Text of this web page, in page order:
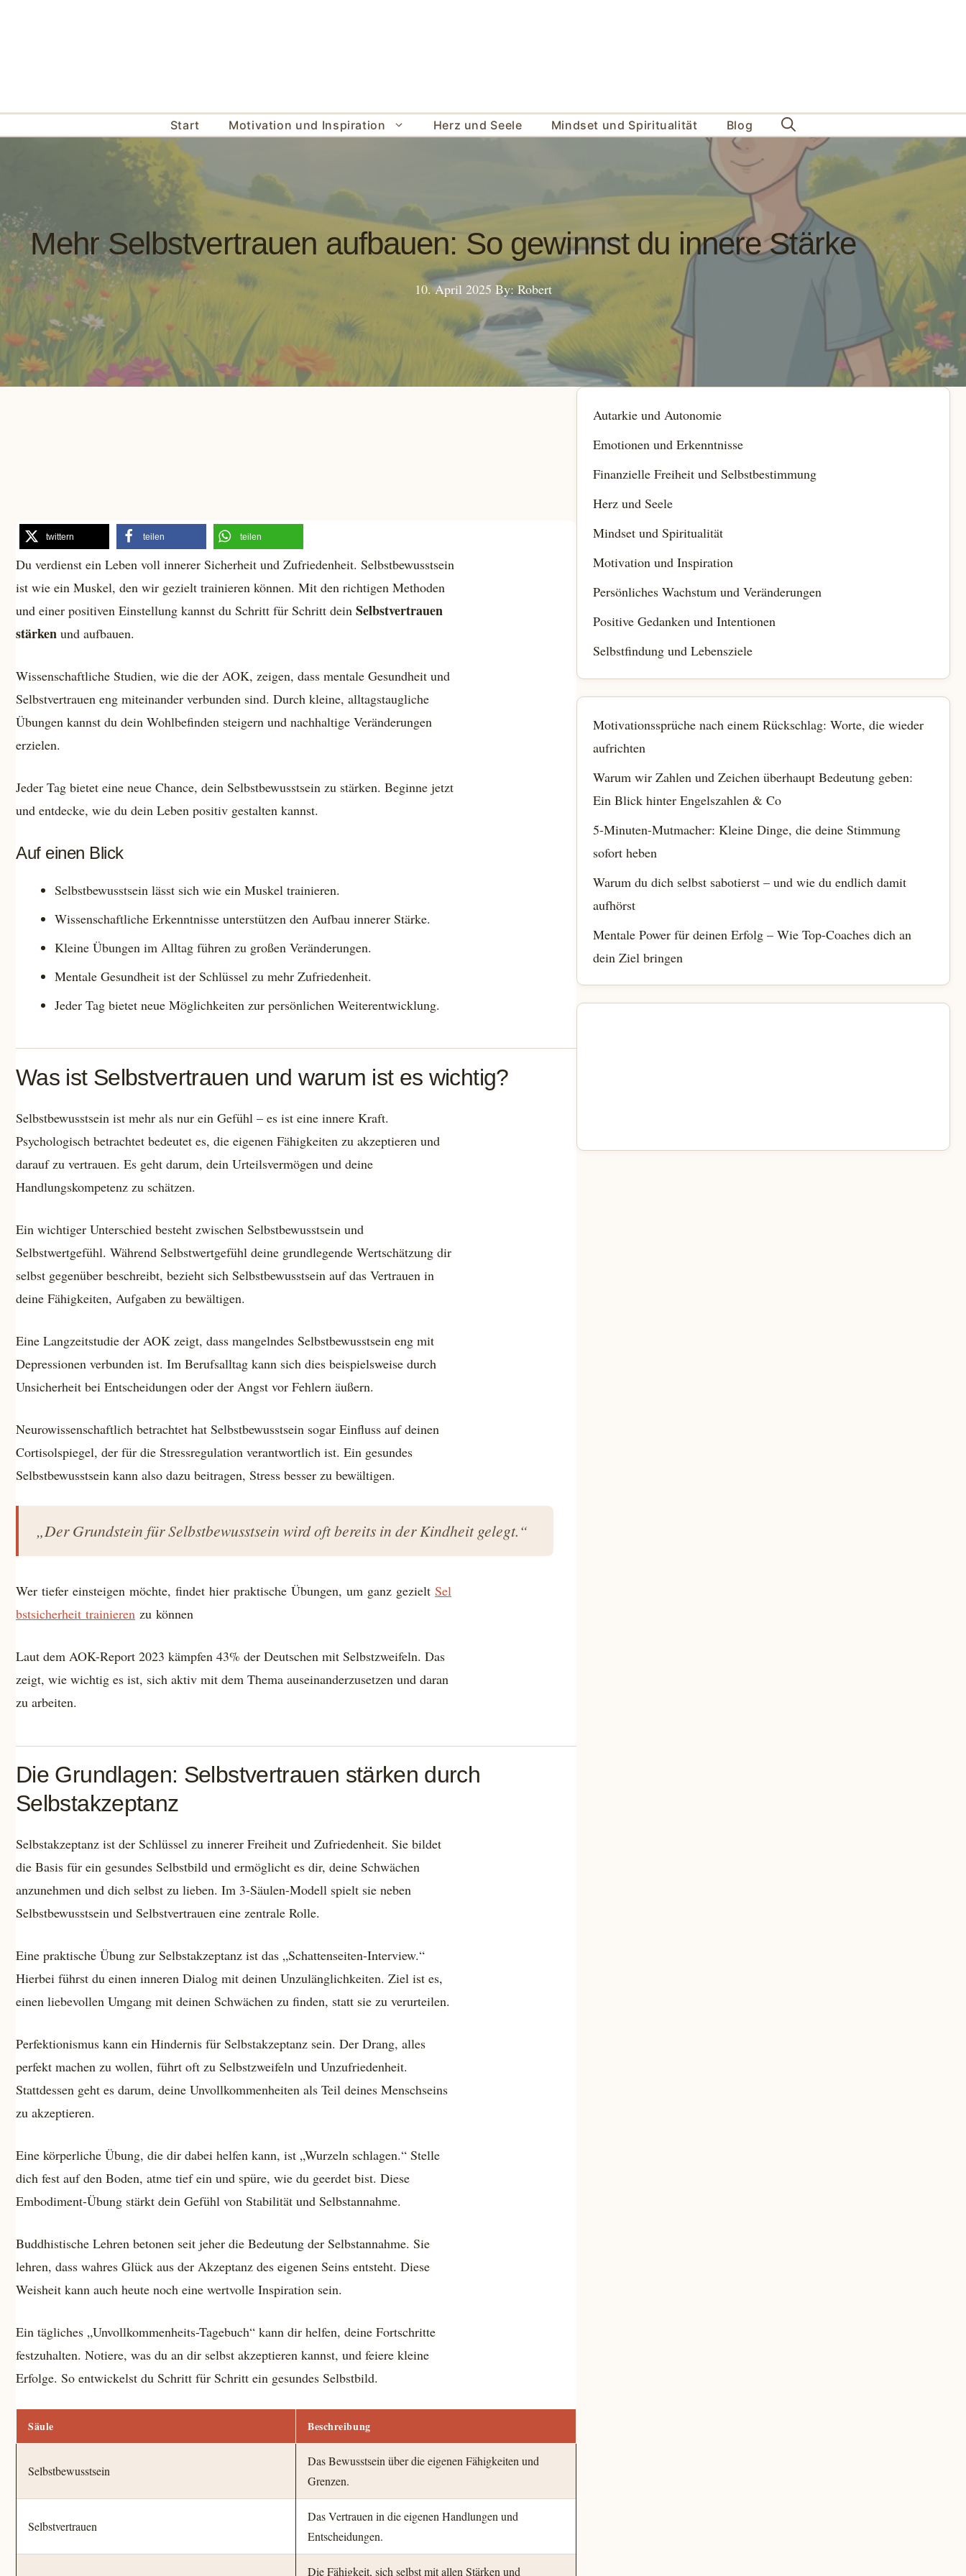
Start Motivation und Inspiration Herz und Seele Mindset und Spiritualität Blog
Mehr Selbstvertrauen aufbauen: So gewinnst du innere Stärke
10. April 2025 By: Robert
twittern teilen teilen
Du verdienst ein Leben voll innerer Sicherheit und Zufriedenheit. Selbstbewusstsein
ist wie ein Muskel, den wir gezielt trainieren können. Mit den richtigen Methoden
und einer positiven Einstellung kannst du Schritt für Schritt dein Selbstvertrauen
stärken und aufbauen.
Wissenschaftliche Studien, wie die der AOK, zeigen, dass mentale Gesundheit und
Selbstvertrauen eng miteinander verbunden sind. Durch kleine, alltagstaugliche
Übungen kannst du dein Wohlbefinden steigern und nachhaltige Veränderungen
erzielen.
Jeder Tag bietet eine neue Chance, dein Selbstbewusstsein zu stärken. Beginne jetzt
und entdecke, wie du dein Leben positiv gestalten kannst.
Auf einen Blick
Selbstbewusstsein lässt sich wie ein Muskel trainieren.
Wissenschaftliche Erkenntnisse unterstützen den Aufbau innerer Stärke.
Kleine Übungen im Alltag führen zu großen Veränderungen.
Mentale Gesundheit ist der Schlüssel zu mehr Zufriedenheit.
Jeder Tag bietet neue Möglichkeiten zur persönlichen Weiterentwicklung.
Was ist Selbstvertrauen und warum ist es wichtig?
Selbstbewusstsein ist mehr als nur ein Gefühl – es ist eine innere Kraft.
Psychologisch betrachtet bedeutet es, die eigenen Fähigkeiten zu akzeptieren und
darauf zu vertrauen. Es geht darum, dein Urteilsvermögen und deine
Handlungskompetenz zu schätzen.
Ein wichtiger Unterschied besteht zwischen Selbstbewusstsein und
Selbstwertgefühl. Während Selbstwertgefühl deine grundlegende Wertschätzung dir
selbst gegenüber beschreibt, bezieht sich Selbstbewusstsein auf das Vertrauen in
deine Fähigkeiten, Aufgaben zu bewältigen.
Eine Langzeitstudie der AOK zeigt, dass mangelndes Selbstbewusstsein eng mit
Depressionen verbunden ist. Im Berufsalltag kann sich dies beispielsweise durch
Unsicherheit bei Entscheidungen oder der Angst vor Fehlern äußern.
Neurowissenschaftlich betrachtet hat Selbstbewusstsein sogar Einfluss auf deinen
Cortisolspiegel, der für die Stressregulation verantwortlich ist. Ein gesundes
Selbstbewusstsein kann also dazu beitragen, Stress besser zu bewältigen.
„Der Grundstein für Selbstbewusstsein wird oft bereits in der Kindheit gelegt.“
Wer tiefer einsteigen möchte, findet hier praktische Übungen, um ganz gezielt Sel
bstsicherheit trainieren zu können
Laut dem AOK-Report 2023 kämpfen 43% der Deutschen mit Selbstzweifeln. Das
zeigt, wie wichtig es ist, sich aktiv mit dem Thema auseinanderzusetzen und daran
zu arbeiten.
Die Grundlagen: Selbstvertrauen stärken durch
Selbstakzeptanz
Selbstakzeptanz ist der Schlüssel zu innerer Freiheit und Zufriedenheit. Sie bildet
die Basis für ein gesundes Selbstbild und ermöglicht es dir, deine Schwächen
anzunehmen und dich selbst zu lieben. Im 3-Säulen-Modell spielt sie neben
Selbstbewusstsein und Selbstvertrauen eine zentrale Rolle.
Eine praktische Übung zur Selbstakzeptanz ist das „Schattenseiten-Interview.“
Hierbei führst du einen inneren Dialog mit deinen Unzulänglichkeiten. Ziel ist es,
einen liebevollen Umgang mit deinen Schwächen zu finden, statt sie zu verurteilen.
Perfektionismus kann ein Hindernis für Selbstakzeptanz sein. Der Drang, alles
perfekt machen zu wollen, führt oft zu Selbstzweifeln und Unzufriedenheit.
Stattdessen geht es darum, deine Unvollkommenheiten als Teil deines Menschseins
zu akzeptieren.
Eine körperliche Übung, die dir dabei helfen kann, ist „Wurzeln schlagen.“ Stelle
dich fest auf den Boden, atme tief ein und spüre, wie du geerdet bist. Diese
Embodiment-Übung stärkt dein Gefühl von Stabilität und Selbstannahme.
Buddhistische Lehren betonen seit jeher die Bedeutung der Selbstannahme. Sie
lehren, dass wahres Glück aus der Akzeptanz des eigenen Seins entsteht. Diese
Weisheit kann auch heute noch eine wertvolle Inspiration sein.
Ein tägliches „Unvollkommenheits-Tagebuch“ kann dir helfen, deine Fortschritte
festzuhalten. Notiere, was du an dir selbst akzeptieren kannst, und feiere kleine
Erfolge. So entwickelst du Schritt für Schritt ein gesundes Selbstbild.
Säule Beschreibung
Selbstbewusstsein
Das Bewusstsein über die eigenen Fähigkeiten und
Grenzen.
Selbstvertrauen
Das Vertrauen in die eigenen Handlungen und
Entscheidungen.
Die Fähigkeit, sich selbst mit allen Stärken und
Autarkie und Autonomie
Emotionen und Erkenntnisse
Finanzielle Freiheit und Selbstbestimmung
Herz und Seele
Mindset und Spiritualität
Motivation und Inspiration
Persönliches Wachstum und Veränderungen
Positive Gedanken und Intentionen
Selbstfindung und Lebensziele
Motivationssprüche nach einem Rückschlag: Worte, die wieder
aufrichten
Warum wir Zahlen und Zeichen überhaupt Bedeutung geben:
Ein Blick hinter Engelszahlen & Co
5-Minuten-Mutmacher: Kleine Dinge, die deine Stimmung
sofort heben
Warum du dich selbst sabotierst – und wie du endlich damit
aufhörst
Mentale Power für deinen Erfolg – Wie Top-Coaches dich an
dein Ziel bringen